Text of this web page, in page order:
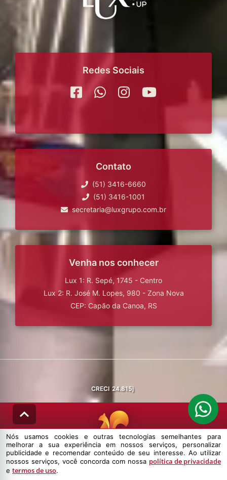
Redes Sociais
Contato
(51) 3416-6660
(51) 3416-1001
secretaria@luxgrupo.com.br
Venha nos conhecer
Lux 1: R. Sepé, 1745 - Centro
Lux 2: R. José M. Lopes, 980 - Zona Nova
CEP: Capão da Canoa, RS
CRECI 24.815j
© DESENVOLVIDO PELAAGIL.NET
Nós usamos cookies e outras tecnologias semelhantes para melhorar a
sua experiência em nossos serviços, personalizar publicidade e
Nós usamos cookies e outras tecnologias semelhantes para
melhorar a sua experiência em nossos serviços, personalizar
publicidade e recomendar conteúdo de seu interesse. Ao utilizar
nossos serviços, você concorda com nossa política de privacidade
e termos de uso.